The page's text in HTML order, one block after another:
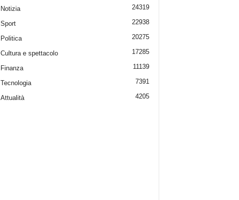
Notizia 24319
Sport 22938
Politica 20275
Cultura e spettacolo 17285
Finanza 11139
Tecnologia 7391
Attualità 4205